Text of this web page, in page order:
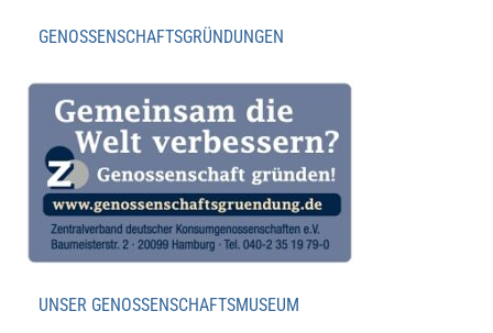
GENOSSENSCHAFTSGRÜNDUNGEN
UNSER GENOSSENSCHAFTSMUSEUM